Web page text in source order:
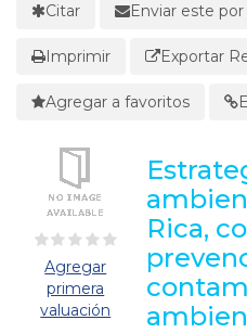
Citar Enviar este
Imprimir Exportar
Agregar a favoritos
Agregar
primera
valuación
Rica,